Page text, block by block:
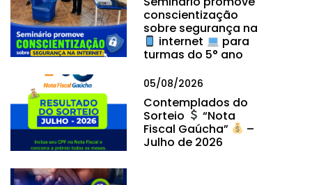
conscientização
sobre segurança na
internet
para
turmas do 5° ano
05/08/2026
Contemplados do
Sorteio
“Nota
Fiscal Gaúcha”
–
Julho de 2026